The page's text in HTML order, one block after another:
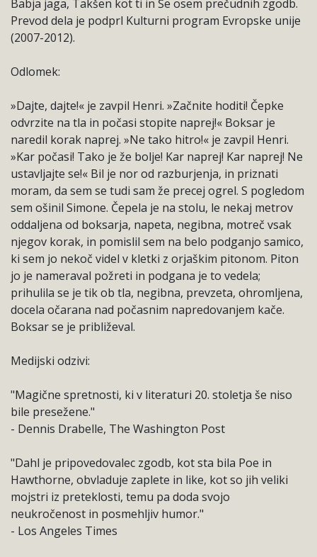
Babja jaga, Takšen kot ti in Še osem prečudnih zgodb.
Prevod dela je podprl Kulturni program Evropske unije
(2007-2012).
Odlomek:
»Dajte, dajte!« je zavpil Henri. »Začnite hoditi! Čepke
odvrzite na tla in počasi stopite naprej!« Boksar je
naredil korak naprej. »Ne tako hitro!« je zavpil Henri.
»Kar počasi! Tako je že bolje! Kar naprej! Kar naprej! Ne
ustavljajte se!« Bil je nor od razburjenja, in priznati
moram, da sem se tudi sam že precej ogrel. S pogledom
sem ošinil Simone. Čepela je na stolu, le nekaj metrov
oddaljena od boksarja, napeta, negibna, motreč vsak
njegov korak, in pomislil sem na belo podganjo samico,
ki sem jo nekoč videl v kletki z orjaškim pitonom. Piton
jo je nameraval požreti in podgana je to vedela;
prihulila se je tik ob tla, negibna, prevzeta, ohromljena,
docela očarana nad počasnim napredovanjem kače.
Boksar se je približeval.
Medijski odzivi:
"Magične spretnosti, ki v literaturi 20. stoletja še niso
bile presežene."
- Dennis Drabelle, The Washington Post
"Dahl je pripovedovalec zgodb, kot sta bila Poe in
Hawthorne, obvladuje zaplete in like, kot so jih veliki
mojstri iz preteklosti, temu pa doda svojo
neukročenost in posmehljiv humor."
- Los Angeles Times